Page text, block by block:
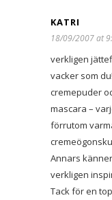
KATRI
18/09/2007 at
verkligen
vacker som
cremepuder
mascara –
förrutom
Annars
verkligen
Tack för en